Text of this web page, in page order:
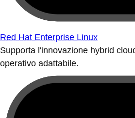
Red Hat Enterprise Linux
Supporta l'innovazione hybrid
operativo adattabile.